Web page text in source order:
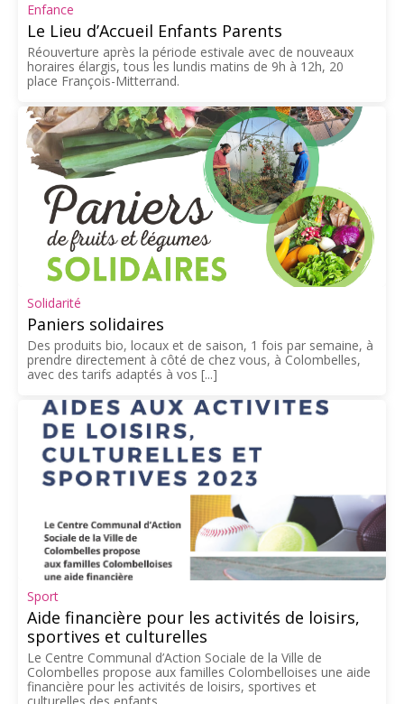
Enfance
Le Lieu d’Accueil Enfants Parents
Réouverture après la période estivale avec de nouveaux
horaires élargis, tous les lundis matins de 9h à 12h, 20
place François-Mitterrand.
Solidarité
Paniers solidaires
Des produits bio, locaux et de saison, 1 fois par semaine, à
prendre directement à côté de chez vous, à Colombelles,
avec des tarifs adaptés à vos [...]
Sport
Aide financière pour les activités de loisirs,
sportives et culturelles
Le Centre Communal d’Action Sociale de la Ville de
Colombelles propose aux familles Colombelloises une aide
financière pour les activités de loisirs, sportives et